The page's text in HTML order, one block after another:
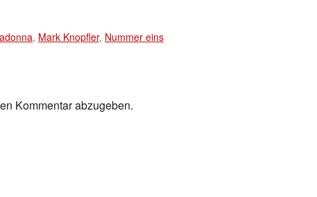
, Mark Knopfler, Nummer eins
Kommentar abzugeben.